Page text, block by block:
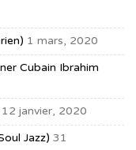
1 mars, 2020
Cubain Ibrahim
12 janvier, 2020
Jazz) 31